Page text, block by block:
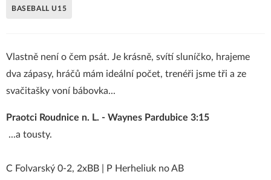
BASEBALL U15
Vlastně není o čem psát. Je krásně, svítí sluníčko, hrajeme
dva zápasy, hráčů mám ideální počet, trenéři jsme tři a ze
svačitašky voní bábovka...
Praotci Roudnice n. L. - Waynes Pardubice 3:15
...a tousty.
C Folvarský 0-2, 2xBB | P Herheliuk no AB